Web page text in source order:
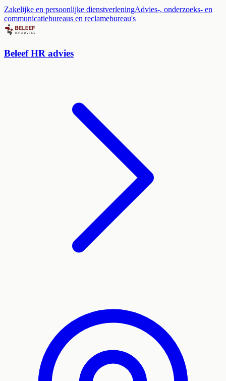
Zakelijke en persoonlijke dienstverleningAdvies-, onderzoeks- en
communicatiebureaus en reclamebureau's
Beleef HR advies